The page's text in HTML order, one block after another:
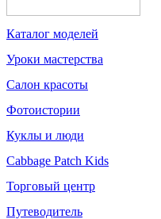
Каталог моделей
Уроки мастерства
Салон красоты
Фотоистории
Куклы и люди
Cabbage Patch Kids
Торговый центр
Путеводитель